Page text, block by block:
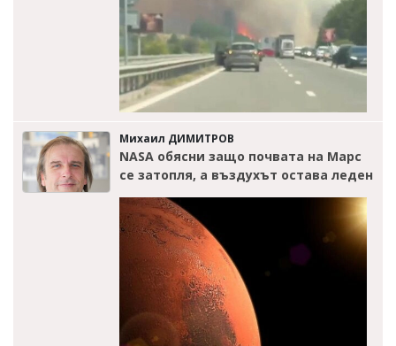
Михаил ДИМИТРОВ
NASA обясни защо почвата на Марс
се затопля, а въздухът остава леден